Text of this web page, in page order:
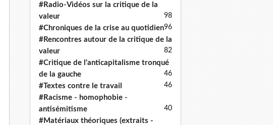
#Radio-Vidéos sur la critique de la
valeur
98
#Chroniques de la crise au quotidien96
#Rencontres autour de la critique de la
valeur
82
#Critique de l'anticapitalisme tronqué
de la gauche
46
#Textes contre le travail 46
#Racisme - homophobie -
antisémitisme
40
#Matériaux théoriques (extraits -